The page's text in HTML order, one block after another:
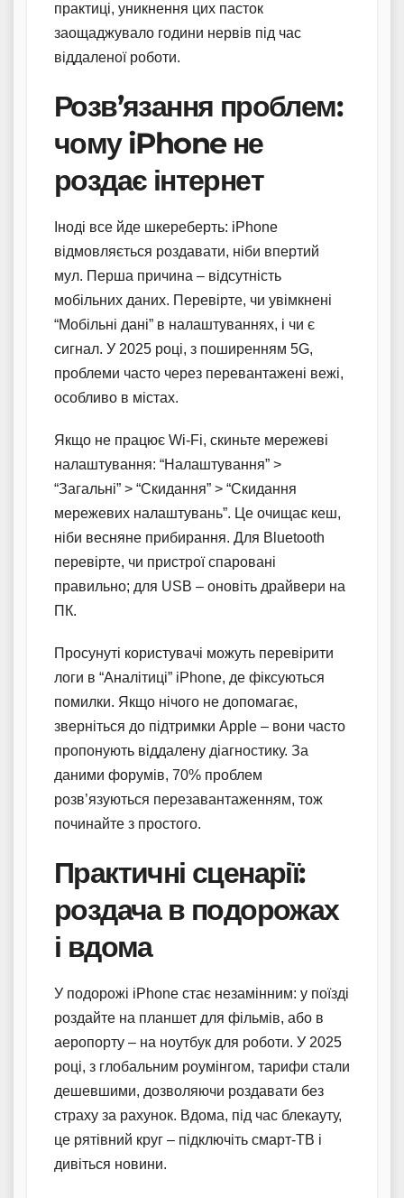
практиці, уникнення цих пасток
заощаджувало години нервів під час
віддаленої роботи.
Розв’язання проблем:
чому iPhone не
роздає інтернет
Іноді все йде шкереберть: iPhone
відмовляється роздавати, ніби впертий
мул. Перша причина – відсутність
мобільних даних. Перевірте, чи увімкнені
“Мобільні дані” в налаштуваннях, і чи є
сигнал. У 2025 році, з поширенням 5G,
проблеми часто через перевантажені вежі,
особливо в містах.
Якщо не працює Wi-Fi, скиньте мережеві
налаштування: “Налаштування” >
“Загальні” > “Скидання” > “Скидання
мережевих налаштувань”. Це очищає кеш,
ніби весняне прибирання. Для Bluetooth
перевірте, чи пристрої спаровані
правильно; для USB – оновіть драйвери на
ПК.
Просунуті користувачі можуть перевірити
логи в “Аналітиці” iPhone, де фіксуються
помилки. Якщо нічого не допомагає,
зверніться до підтримки Apple – вони часто
пропонують віддалену діагностику. За
даними форумів, 70% проблем
розв’язуються перезавантаженням, тож
починайте з простого.
Практичні сценарії:
роздача в подорожах
і вдома
У подорожі iPhone стає незамінним: у поїзді
роздайте на планшет для фільмів, або в
аеропорту – на ноутбук для роботи. У 2025
році, з глобальним роумінгом, тарифи стали
дешевшими, дозволяючи роздавати без
страху за рахунок. Вдома, під час блекауту,
це рятівний круг – підключіть смарт-ТВ і
дивіться новини.